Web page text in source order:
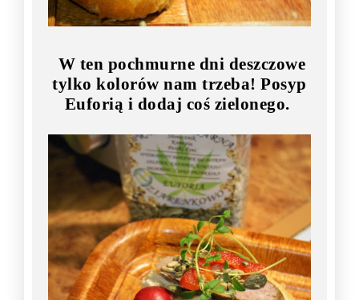
W ten pochmurne dni deszczowe
tylko kolorów nam trzeba! Posyp
Euforią i dodaj coś zielonego.